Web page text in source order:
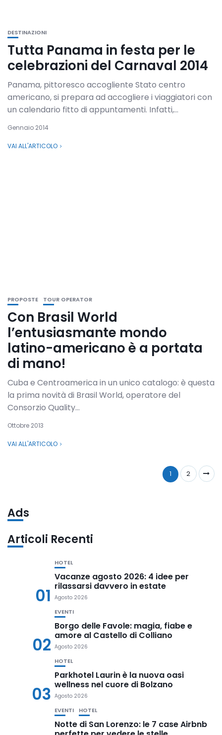
DESTINAZIONI
Tutta Panama in festa per le
celebrazioni del Carnaval 2014
Panama, pittoresco accogliente Stato centro
americano, si prepara ad accogliere i viaggiatori con
un calendario fitto di appuntamenti. Infatti,...
Gennaio 2014
VAI ALL'ARTICOLO
PROPOSTE TOUR OPERATOR
Con Brasil World
l’entusiasmante mondo
latino-americano è a portata
di mano!
Cuba e Centroamerica in un unico catalogo: è questa
la prima novità di Brasil World, operatore del
Consorzio Quality...
Ottobre 2013
VAI ALL'ARTICOLO
1 2
Ads
Articoli Recenti
01
HOTEL
Vacanze agosto 2026: 4 idee per
rilassarsi davvero in estate
Agosto 2026
02
EVENTI
Borgo delle Favole: magia, fiabe e
amore al Castello di Colliano
Agosto 2026
03
HOTEL
Parkhotel Laurin è la nuova oasi
wellness nel cuore di Bolzano
Agosto 2026
EVENTI HOTEL
Notte di San Lorenzo: le 7 case Airbnb